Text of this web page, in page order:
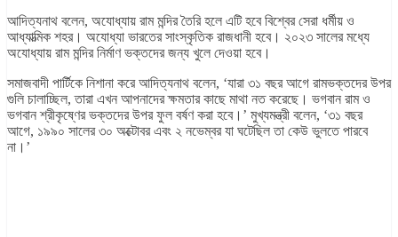
আদিত্যনাথ বলেন, অযোধ্যায় রাম মন্দির তৈরি হলে এটি হবে বিশ্বের সেরা ধর্মীয় ও
আধ্যাত্মিক শহর। অযোধ্যা ভারতের সাংস্কৃতিক রাজধানী হবে। ২০২৩ সালের মধ্যে
অযোধ্যায় রাম মন্দির নির্মাণ ভক্তদের জন্য খুলে দেওয়া হবে।
সমাজবাদী পার্টিকে নিশানা করে আদিত্যনাথ বলেন, ‘যারা ৩১ বছর আগে রামভক্তদের উপর
গুলি চালাচ্ছিল, তারা এখন আপনাদের ক্ষমতার কাছে মাথা নত করেছে। ভগবান রাম ও
ভগবান শ্রীকৃষ্ণের ভক্তদের উপর ফুল বর্ষণ করা হবে।’ মুখ্যমন্ত্রী বলেন, ‘৩১ বছর
আগে, ১৯৯০ সালের ৩০ অক্টোবর এবং ২ নভেম্বর যা ঘটেছিল তা কেউ ভুলতে পারবে
না।’